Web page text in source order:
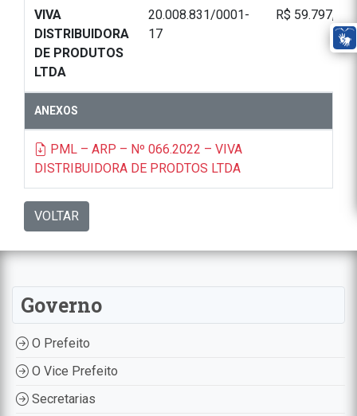
VIVA
DISTRIBUIDORA
DE PRODUTOS
LTDA
20.008.831/0001-
17
R$ 59.797,50
ANEXOS
PML – ARP – Nº 066.2022 – VIVA
DISTRIBUIDORA DE PRODTOS LTDA
VOLTAR
Governo
O Prefeito
O Vice Prefeito
Secretarias